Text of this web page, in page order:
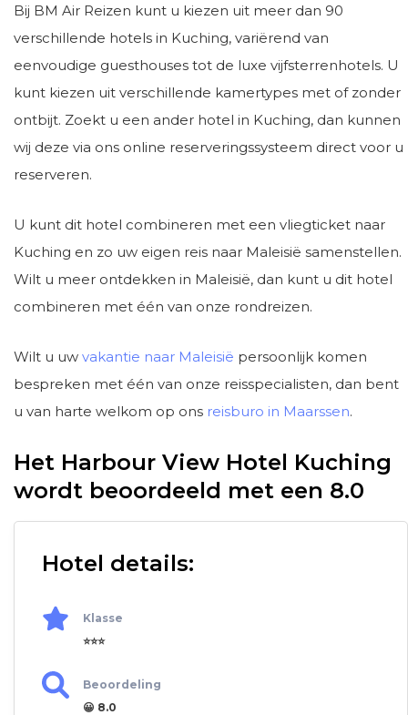
Bij BM Air Reizen kunt u kiezen uit meer dan 90
verschillende hotels in Kuching, variërend van
eenvoudige guesthouses tot de luxe vijfsterrenhotels. U
kunt kiezen uit verschillende kamertypes met of zonder
ontbijt. Zoekt u een ander hotel in Kuching, dan kunnen
wij deze via ons online reserveringssysteem direct voor u
reserveren.
U kunt dit hotel combineren met een vliegticket naar
Kuching en zo uw eigen reis naar Maleisië samenstellen.
Wilt u meer ontdekken in Maleisië, dan kunt u dit hotel
combineren met één van onze rondreizen.
Wilt u uw vakantie naar Maleisië persoonlijk komen
bespreken met één van onze reisspecialisten, dan bent
u van harte welkom op ons reisburo in Maarssen.
Het Harbour View Hotel Kuching
wordt beoordeeld met een 8.0
Hotel details:
Klasse
⭐⭐⭐
Beoordeling
😀 8.0